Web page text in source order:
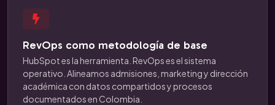
RevOps como metodología de base
HubSpot es la herramienta. RevOps es el sistema
operativo. Alineamos admisiones, marketing y dirección
académica con datos compartidos y procesos
documentados en Colombia.